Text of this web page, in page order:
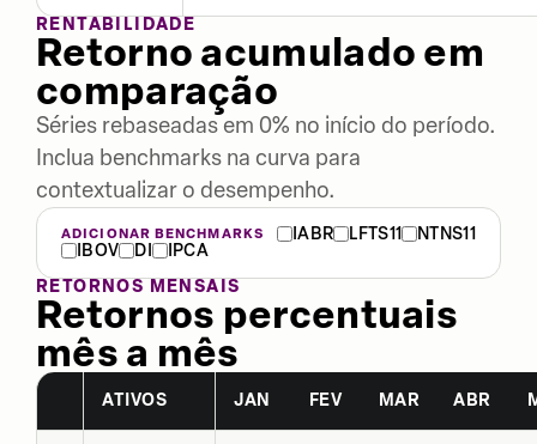
RENTABILIDADE
Retorno acumulado em
comparação
Séries rebaseadas em 0% no início do período.
Inclua benchmarks na curva para
contextualizar o desempenho.
ADICIONAR BENCHMARKS IABR LFTS11
NTNS11
IBOV
DI
IPCA
RETORNOS MENSAIS
Retornos percentuais
mês a mês
ATIVOS JAN FEV MAR ABR